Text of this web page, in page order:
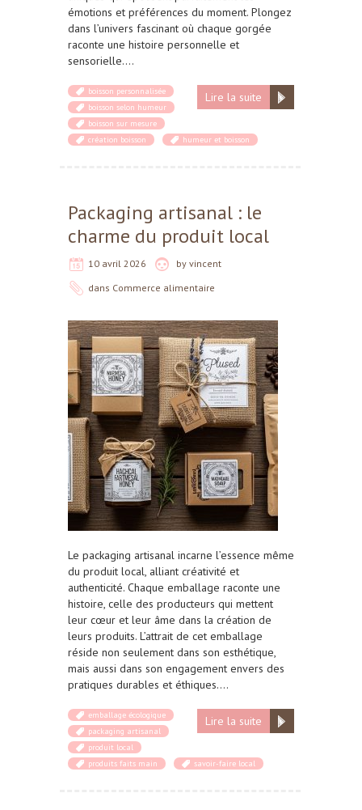
émotions et préférences du moment. Plongez
dans l’univers fascinant où chaque gorgée
raconte une histoire personnelle et
sensorielle….
Lire la suite
boisson personnalisée
boisson selon humeur
boisson sur mesure
création boisson
humeur et boisson
Packaging artisanal : le
charme du produit local
10 avril 2026 by vincent
dans Commerce alimentaire
Le packaging artisanal incarne l’essence même
du produit local, alliant créativité et
authenticité. Chaque emballage raconte une
histoire, celle des producteurs qui mettent
leur cœur et leur âme dans la création de
leurs produits. L’attrait de cet emballage
réside non seulement dans son esthétique,
mais aussi dans son engagement envers des
pratiques durables et éthiques….
Lire la suite
emballage écologique
packaging artisanal
produit local
produits faits main
savoir-faire local